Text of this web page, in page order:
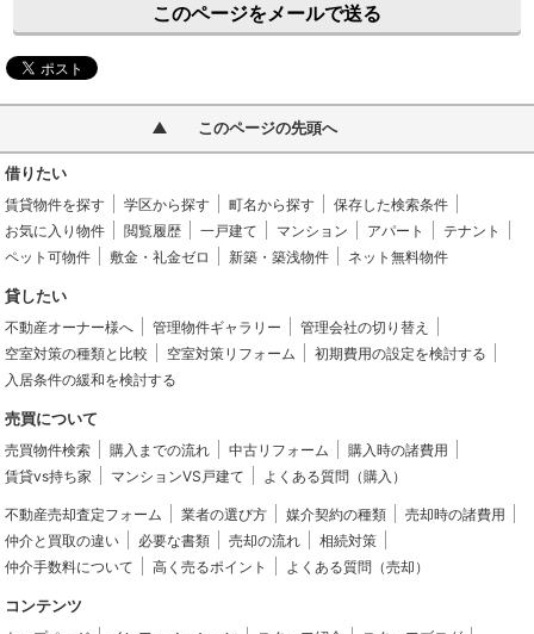
このページをメールで送る
このページの先頭へ
借りたい
賃貸物件を探す 学区から探す 町名から探す
保存した検索条件
お気に入り物件
閲覧履歴 一戸建て マンション アパート
テナント
ペット可物件
敷金・礼金ゼロ 新築・築浅物件 ネット無料物件
貸したい
不動産オーナー様へ 管理物件ギャラリー
管理会社の切り替え
空室対策の種類と比較
空室対策リフォーム
初期費用の設定を検討する
入居条件の緩和を検討する
売買について
売買物件検索 購入までの流れ 中古リフォーム
購入時の諸費用
賃貸vs持ち家
マンションVS戸建て よくある質問（購入）
不動産売却査定フォーム 業者の選び方 媒介契約の種類
売却時の諸費用
仲介と買取の違い
必要な書類 売却の流れ
相続対策
仲介手数料について
高く売るポイント よくある質問（売却）
コンテンツ